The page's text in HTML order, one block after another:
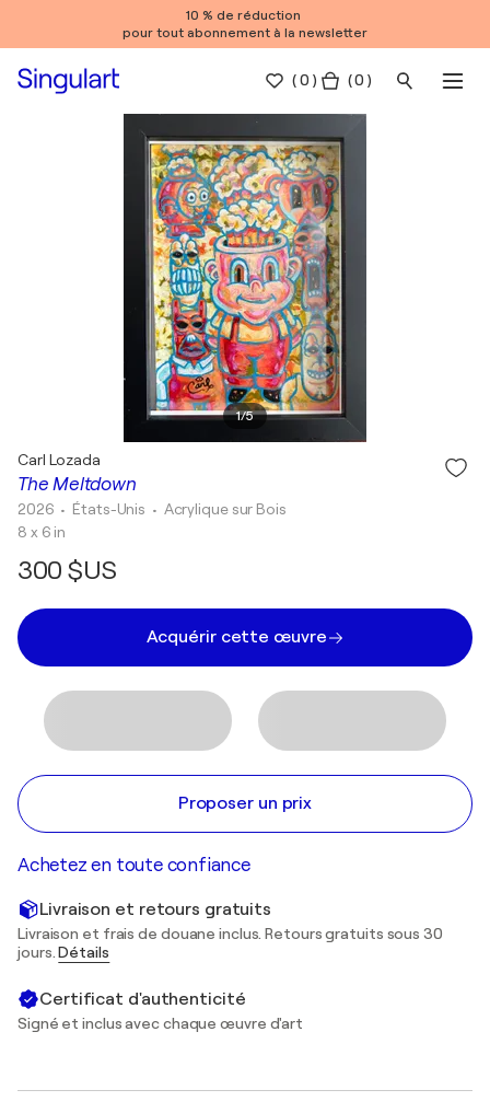
10 % de réduction
pour tout abonnement à la newsletter
(0 ) ( 0 )
1/5
The Meltdown
Carl Lozada
2026 • États-Unis • Acrylique sur Bois
8 x 6 in
300 $US
Acquérir cette œuvre
Proposer un prix
Achetez en toute confiance
Livraison et retours gratuits
Livraison et frais de douane inclus. Retours gratuits sous 30
jours.Détails
Certificat d'authenticité
Signé et inclus avec chaque œuvre d'art